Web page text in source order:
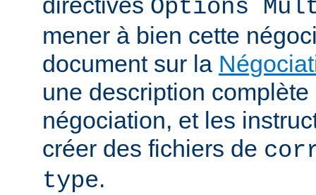
Options
mener à bien cette
document sur la
une description
négociation, et les
créer des fichiers de
type.